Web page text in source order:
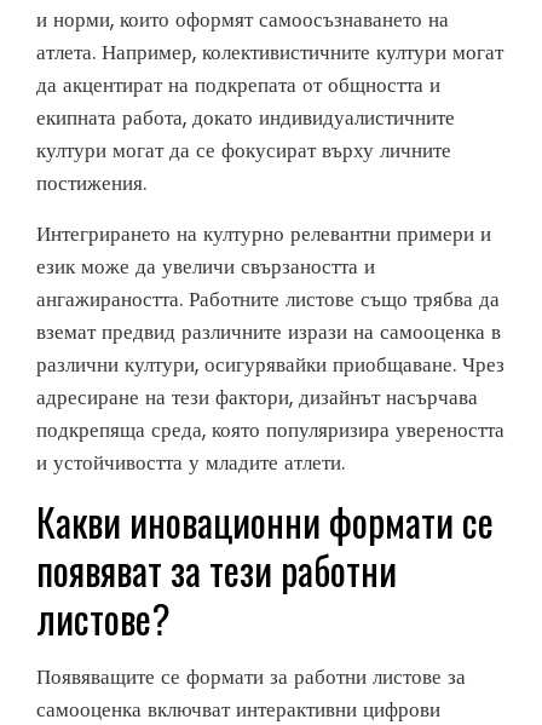
и норми, които оформят самоосъзнаването на
атлета. Например, колективистичните култури могат
да акцентират на подкрепата от общността и
екипната работа, докато индивидуалистичните
култури могат да се фокусират върху личните
постижения.
Интегрирането на културно релевантни примери и
език може да увеличи свързаността и
ангажираността. Работните листове също трябва да
вземат предвид различните изрази на самооценка в
различни култури, осигурявайки приобщаване. Чрез
адресиране на тези фактори, дизайнът насърчава
подкрепяща среда, която популяризира увереността
и устойчивостта у младите атлети.
Какви иновационни формати се
появяват за тези работни
листове?
Появяващите се формати за работни листове за
самооценка включват интерактивни цифрови